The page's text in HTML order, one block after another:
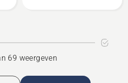
69 weergeven